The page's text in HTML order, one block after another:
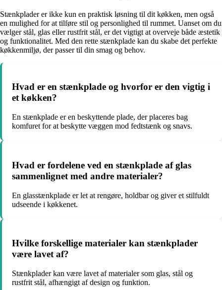
Stænkplader er ikke kun en praktisk løsning til dit køkken, men også
en mulighed for at tilføre stil og personlighed til rummet. Uanset om du
vælger stål, glas eller rustfrit stål, er det vigtigt at overveje både æstetik
og funktionalitet. Med den rette stænkplade kan du skabe det perfekte
køkkenmiljø, der passer til din smag og behov.
Hvad er en stænkplade og hvorfor er den vigtig i
et køkken?
En stænkplade er en beskyttende plade, der placeres bag
komfuret for at beskytte væggen mod fedtstænk og snavs.
Hvad er fordelene ved en stænkplade af glas
sammenlignet med andre materialer?
En glasstænkplade er let at rengøre, holdbar og giver et stilfuldt
udseende i køkkenet.
Hvilke forskellige materialer kan stænkplader
være lavet af?
Stænkplader kan være lavet af materialer som glas, stål og
rustfrit stål, afhængigt af design og funktion.